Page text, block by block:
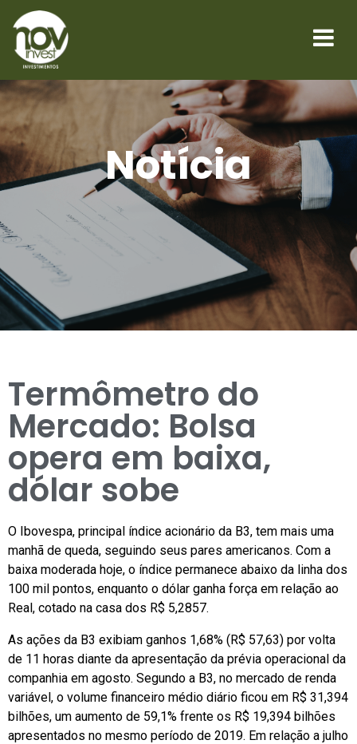
Notícia
Termômetro do
Mercado: Bolsa
opera em baixa,
dólar sobe
O Ibovespa, principal índice acionário da B3, tem mais uma
manhã de queda, seguindo seus pares americanos. Com a
baixa moderada hoje, o índice permanece abaixo da linha dos
100 mil pontos, enquanto o dólar ganha força em relação ao
Real, cotado na casa dos R$ 5,2857.
As ações da B3 exibiam ganhos 1,68% (R$ 57,63) por volta
de 11 horas diante da apresentação da prévia operacional da
companhia em agosto. Segundo a B3, no mercado de renda
variável, o volume financeiro médio diário ficou em R$ 31,394
bilhões, um aumento de 59,1% frente os R$ 19,394 bilhões
apresentados no mesmo período de 2019. Em relação a julho